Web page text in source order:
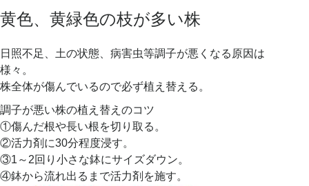
黄色、黄緑色の枝が多い株
日照不足、土の状態、病害虫等調子が悪くなる原因は
様々。
株全体が傷んでいるので必ず植え替える。
調子が悪い株の植え替えのコツ
①傷んだ根や長い根を切り取る。
②活力剤に30分程度浸す。
③1～2回り小さな鉢にサイズダウン。
④鉢から流れ出るまで活力剤を施す。